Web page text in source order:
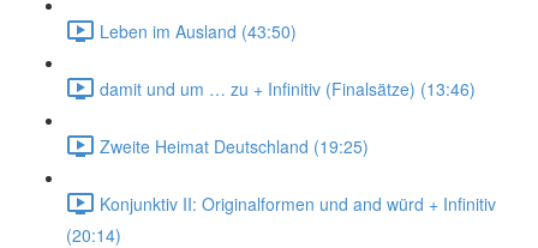
Leben im Ausland (43:50)
damit und um … zu + Infinitiv (Finalsätze) (13:46)
Zweite Heimat Deutschland (19:25)
Konjunktiv II: Originalformen und and würd + Infinitiv
(20:14)